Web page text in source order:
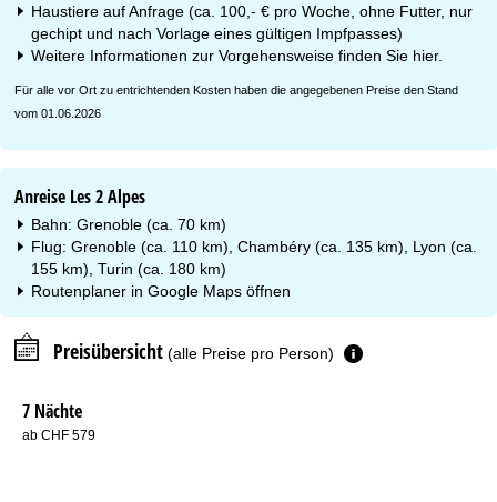
Haustiere auf Anfrage (ca. 100,- € pro Woche, ohne Futter, nur
gechipt und nach Vorlage eines gültigen Impfpasses)
Weitere Informationen zur Vorgehensweise finden Sie hier.
Für alle vor Ort zu entrichtenden Kosten haben die angegebenen Preise den Stand
vom 01.06.2026
Anreise Les 2 Alpes
Bahn: Grenoble (ca. 70 km)
Flug: Grenoble (ca. 110 km), Chambéry (ca. 135 km), Lyon (ca.
155 km), Turin (ca. 180 km)
Routenplaner inGoogle Maps öffnen
Preisübersicht (alle Preise pro Person)
7 Nächte
ab CHF 579